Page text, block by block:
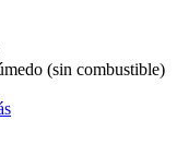
(sin combustible)